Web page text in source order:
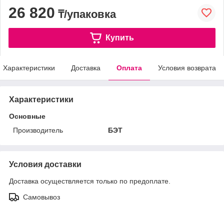
26 820 ₸/упаковка
Купить
Характеристики Доставка Оплата Условия возврата
Характеристики
Основные
Производитель
БЭТ
Условия доставки
Доставка осуществляется только по предоплате.
Самовывоз